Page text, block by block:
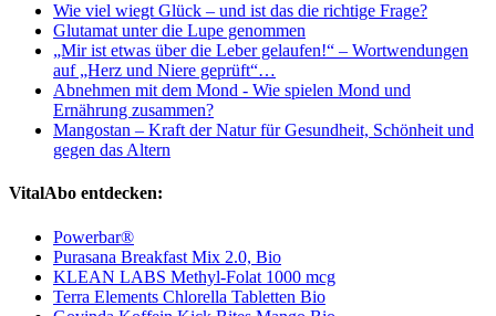
Wie viel wiegt Glück – und ist das die richtige Frage?
Glutamat unter die Lupe genommen
„Mir ist etwas über die Leber gelaufen!“ – Wortwendungen
auf „Herz und Niere geprüft“…
Abnehmen mit dem Mond - Wie spielen Mond und
Ernährung zusammen?
Mangostan – Kraft der Natur für Gesundheit, Schönheit und
gegen das Altern
VitalAbo entdecken:
Powerbar®
Purasana Breakfast Mix 2.0, Bio
KLEAN LABS Methyl-Folat 1000 mcg
Terra Elements Chlorella Tabletten Bio